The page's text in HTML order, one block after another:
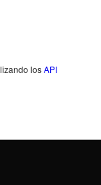
losAPI